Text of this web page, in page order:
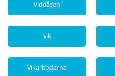
Vidöåsen
Vik
Vikarbodarna